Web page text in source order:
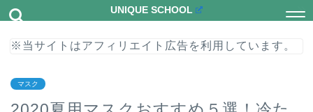
UNIQUE SCHOOL
※当サイトはアフィリエイト広告を利用しています。
マスク